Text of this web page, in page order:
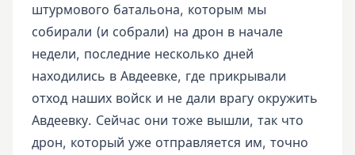
штурмового батальона, которым мы
собирали (и собрали) на дрон в начале
недели, последние несколько дней
находились в Авдеевке, где прикрывали
отход наших войск и не дали врагу окружить
Авдеевку. Сейчас они тоже вышли, так что
дрон, который уже отправляется им, точно